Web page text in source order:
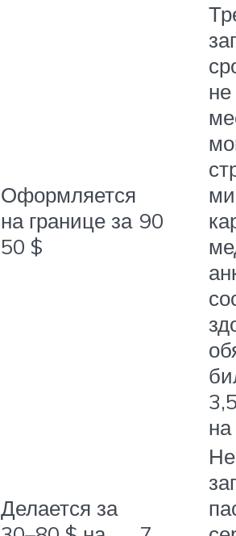
Оформляется
на границе за
50 $
90
Делается за